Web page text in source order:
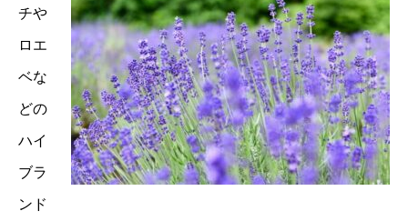
チや
ロエ
ベな
どの
ハイ
ブラ
ンド